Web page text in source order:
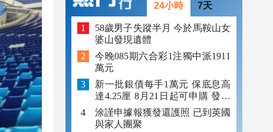
24小時 7天
58歲男子失蹤半月 今於馬鞍山女
婆山發現遺體
今晚085期六合彩1注獨中派1911
萬元
新一批銀債每手1萬元 保底息高
達4.25厘 8月21日起可申購 發行
金額最多550億
涂謹申據報獲發還護照 已到英國
與家人團聚